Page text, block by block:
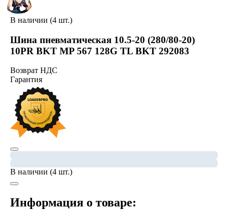
В наличии (4 шт.)
Шина пневматическая 10.5-20 (280/80-20)
10PR BKT MP 567 128G TL BKT 292083
Возврат НДС
Гарантия
В наличии (4 шт.)
Информация о товаре: